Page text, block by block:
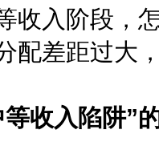
收入阶段，
配差距过大
收入陷阱”